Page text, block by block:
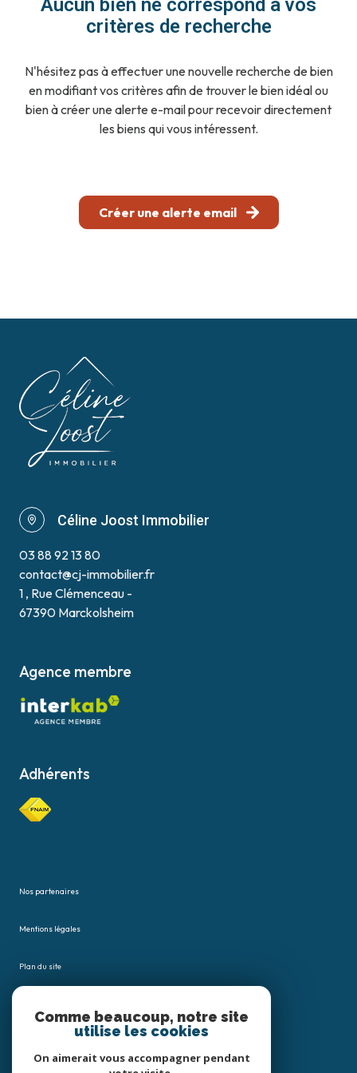
contact
Aucun bien ne correspond à vos
critères de recherche
N'hésitez pas à effectuer une nouvelle recherche de bien
en modifiant vos critères afin de trouver le bien idéal ou
bien à créer une alerte e-mail pour recevoir directement
les biens qui vous intéressent.
Créer une alerte email
Céline Joost Immobilier
03 88 92 13 80
contact@cj-immobilier.fr
1 , Rue Clémenceau -
67390 Marckolsheim
Agence membre
Adhérents
Nos partenaires
Mentions légales
Plan du site
Comme beaucoup, notre site
utilise les cookies
On aimerait vous accompagner pendant